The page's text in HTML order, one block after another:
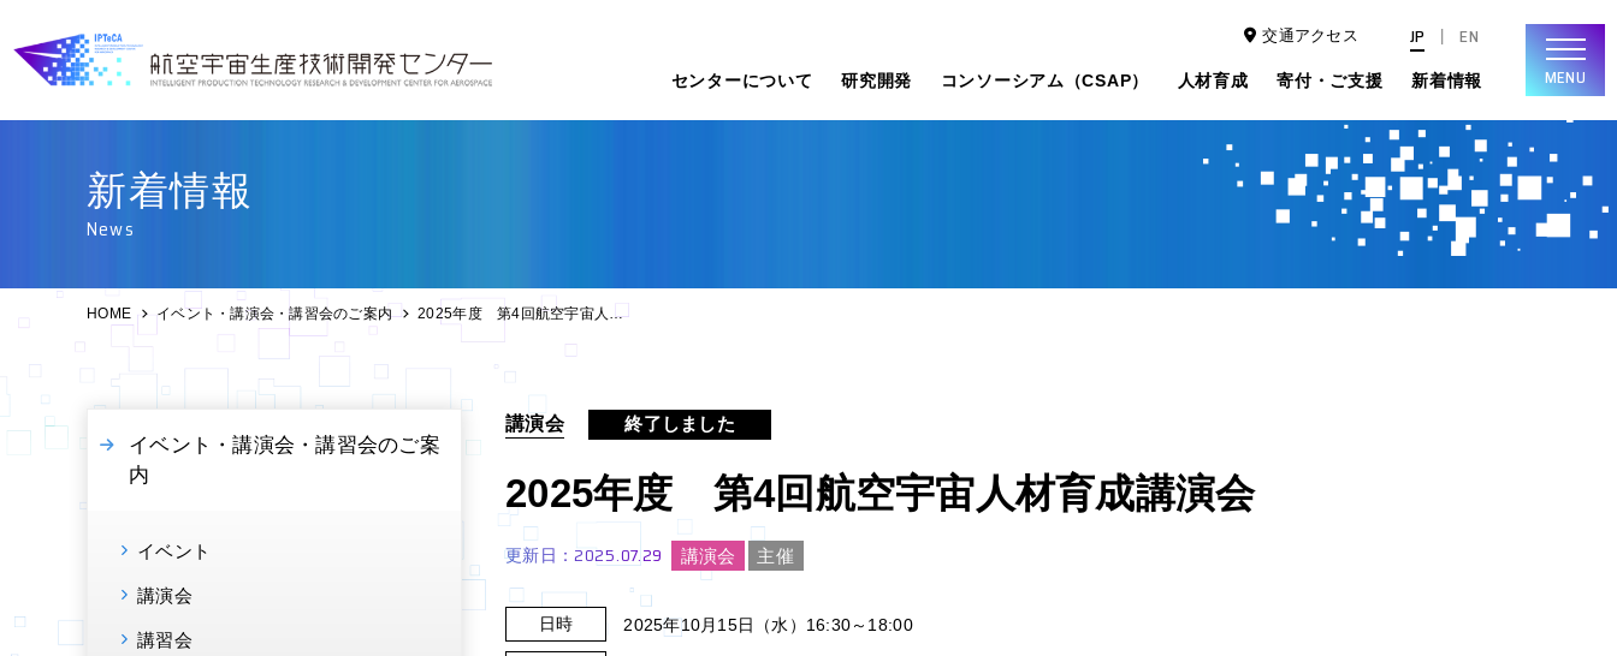
センターについて 研究開発 コンソーシアム（CSAP） 人材育成 寄付・ご支援 新着情報
交通アクセス JP EN
新着情報
News
HOME イベント・講演会・講習会のご案内 2025年度 第4回航空宇宙人材育成講演会
イベント・講演会・講習会のご案
内
イベント
講演会
講習会
講演会 終了しました
2025年度 第4回航空宇宙人材育成講演会
更新日：2025.07.29 講演会 主催
日時 2025年10月15日（水）16:30～18:00
MENU